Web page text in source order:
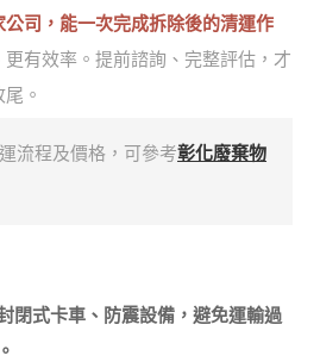
司，能一次完成拆除後的清運作
有效率。提前諮詢、完整評估，才
。
流程及價格，可參考彰化廢棄物
閉式卡車、防震設備，避免運輸過